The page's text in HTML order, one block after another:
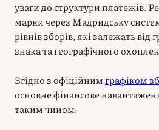
уваги до структури платежів.
марки через Мадридську
рівнів зборів, які залежать
знака та географічного
Згідно з офіційнимграфіком
основне фінансове
таким чином: